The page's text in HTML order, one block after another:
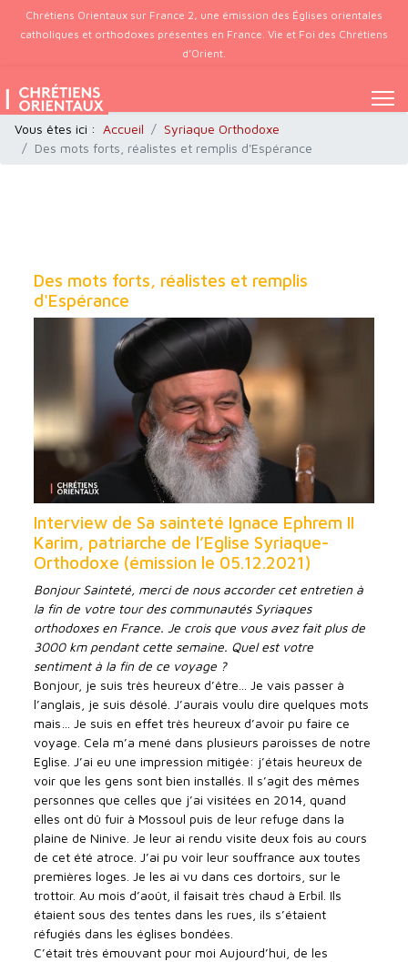
Chrétiens Orientaux sur France 2, une émission des Églises orientales
catholiques et orthodoxes présentes en France. Vie et Foi des Chrétiens
d’Orient.
Vous êtes ici : Accueil
Syriaque Orthodoxe
Des mots forts, réalistes et remplis d'Espérance
Des mots forts, réalistes et remplis
d'Espérance
Interview de Sa sainteté Ignace Ephrem II
Karim, patriarche de l’Eglise Syriaque-
Orthodoxe (émission le 05.12.2021)
Bonjour Sainteté, merci de nous accorder cet entretien à
la fin de votre tour des communautés Syriaques
orthodoxes en France. Je crois que vous avez fait plus de
3000 km pendant cette semaine. Quel est votre
sentiment à la fin de ce voyage ?
Bonjour, je suis très heureux d’être... Je vais passer à
l’anglais, je suis désolé. J’aurais voulu dire quelques mots
mais… Je suis en effet très heureux d’avoir pu faire ce
voyage. Cela m’a mené dans plusieurs paroisses de notre
Eglise. J’ai eu une impression mitigée: j’étais heureux de
voir que les gens sont bien installés. Il s’agit des mêmes
personnes que celles que j’ai visitées en 2014, quand
elles ont dû fuir à Mossoul puis de leur refuge dans la
plaine de Ninive. Je leur ai rendu visite deux fois au cours
de cet été atroce. J’ai pu voir leur souffrance aux toutes
premières loges. Je les ai vu dans ces dortoirs, sur le
trottoir. Au mois d’août, il faisait très chaud à Erbil. Ils
étaient sous des tentes dans les rues, ils s’étaient
réfugiés dans les églises bondées.
C’était très émouvant pour moi Aujourd’hui, de les